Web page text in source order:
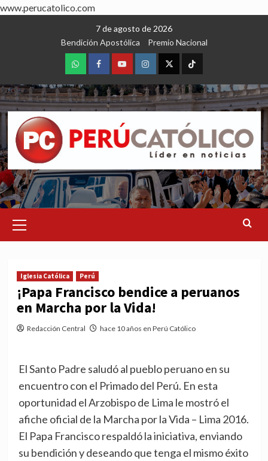
www.perucatolico.com
7 de agosto de 2026
Bendición Apostólica
Premio Nacional
WhatsAppFacebookYoutubeInstagram
X TikTok
Menu
Iglesia Católica Perú
¡Papa Francisco bendice a peruanos
en Marcha por la Vida!
Redacción Central hace 10 años en Perú Católico
El Santo Padre saludó al pueblo peruano en su
encuentro con el Primado del Perú. En esta
oportunidad el Arzobispo de Lima le mostró el
afiche oficial de la Marcha por la Vida – Lima 2016.
El Papa Francisco respaldó la iniciativa, enviando
su bendición y deseando que tenga el mismo éxito